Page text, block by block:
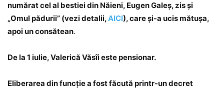
numărat cel al bestiei din Năieni, Eugen Galeș, zis și
„Omul pădurii” (vezi detalii,AICI), care și-a ucis mătușa,
apoi un consătean.
De la 1 iulie, Valerică Văsîi este pensionar.
Eliberarea din funcție a fost făcută printr-un decret